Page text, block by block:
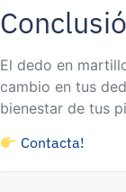
El dedo en
cambio en tus
bienestar de tus
Contacta!